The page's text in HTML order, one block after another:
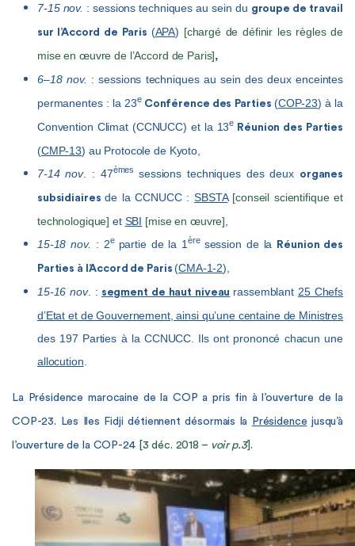
7-15 nov. : sessions techniques au sein du groupe de travail
sur l’Accord de Paris (APA) [chargé de définir les règles de
mise en œuvre de l’Accord de Paris],
6–18 nov. : sessions techniques au sein des deux enceintes
permanentes : la 23e Conférence des Parties (COP-23) à la
Convention Climat (CCNUCC) et la 13e Réunion des Parties
(CMP-13) au Protocole de Kyoto,
7-14 nov. : 47èmes sessions techniques des deux organes
subsidiairesde la CCNUCC :SBSTA [conseil scientifique et
technologique]et SBI [mise en œuvre]
15-18 nov. : 2e partie de la 1ère session de la Réunion des
Parties à l’Accord de Paris(CMA-1-2),
15-16 nov. : segment de haut niveau rassemblant 25 Chefs
d’Etat et de Gouvernement, ainsi qu’une centaine de Ministres
des 197 Parties à la CCNUCC. Ils ont prononcé chacun une
allocution
La Présidence marocaine de la COP a pris fin à l’ouverture de la
COP-23. Les Iles Fidji détiennent désormais la Présidence jusqu’à
l’ouverture de la COP-24 [3 déc. 2018 – voir p.3].